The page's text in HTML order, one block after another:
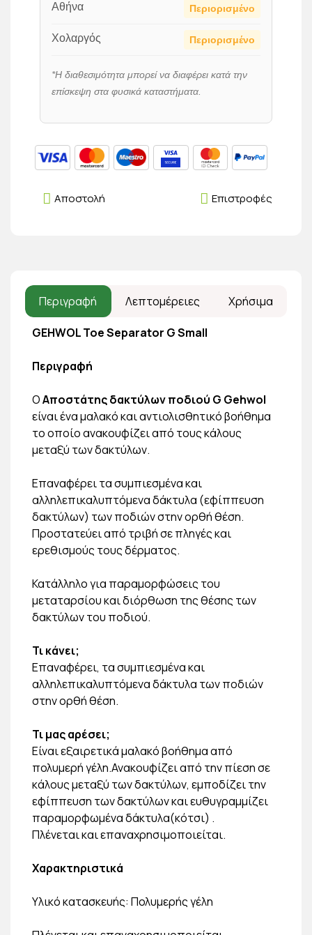
Αθήνα Περιορισμένο
Χολαργός Περιορισμένο
*Η διαθεσιμότητα μπορεί να διαφέρει κατά την
επίσκεψη στα φυσικά καταστήματα.
Επιστροφές
Αποστολή
Περιγραφή Λεπτομέρειες Χρήσιμα
GEHWOL Toe Separator G Small
Περιγραφή
ΟΑποστάτης δακτύλων ποδιού G Gehwol
είναι ένα μαλακό και αντιολισθητικό βοήθημα
το οποίο ανακουφίζει από τους κάλους
μεταξύ των δακτύλων.
Επαναφέρει τα συμπιεσμένα και
αλληλεπικαλυπτόμενα δάκτυλα (εφίππευση
δακτύλων) των ποδιών στην ορθή θέση.
Προστατεύει από τριβή σε πληγές και
ερεθισμούς τους δέρματος.
Κατάλληλο για παραμορφώσεις του
μεταταρσίου και διόρθωση της θέσης των
δακτύλων του ποδιού.
Τι κάνει;
Επαναφέρει, τα συμπιεσμένα και
αλληλεπικαλυπτόμενα δάκτυλα των ποδιών
στην ορθή θέση.
Τι μας αρέσει;
Είναι εξαιρετικά μαλακό βοήθημα από
πολυμερή γέλη.Ανακουφίζει από την πίεση σε
κάλους μεταξύ των δακτύλων, εμποδίζει την
εφίππευση των δακτύλων και ευθυγραμμίζει
παραμορφωμένα δάκτυλα(κότσι) .
Πλένεται και επαναχρησιμοποιείται.
Χαρακτηριστικά
Υλικό κατασκευής: Πολυμερής γέλη